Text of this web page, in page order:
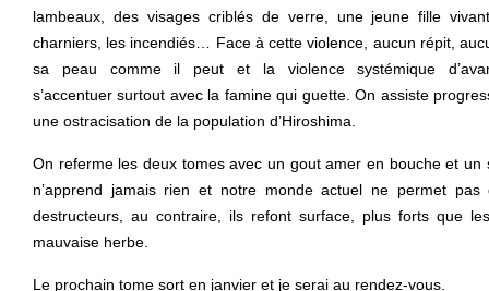
lambeaux, des visages criblés de verre, une jeune fille
charniers, les incendiés… Face à cette violence, aucun répit,
sa peau comme il peut et la violence systémique
s’accentuer surtout avec la famine qui guette. On assiste
une ostracisation de la population d’Hiroshima.
On referme les deux tomes avec un gout amer en bouche et un
n’apprend jamais rien et notre monde actuel ne permet pas
destructeurs, au contraire, ils refont surface, plus forts que
mauvaise herbe.
Le prochain tome sort en janvier et je serai au rendez-vous.